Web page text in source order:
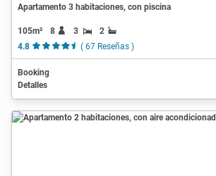
Apartamento 3 habitaciones, con piscina
105m² 8 3
2
4.8
( 67 Reseñas )
Booking
Detalles